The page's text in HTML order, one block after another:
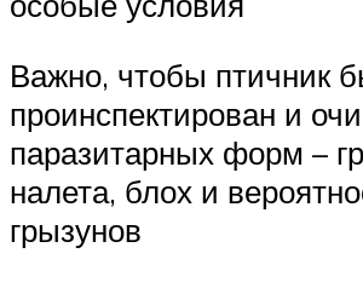
Важно, чтобы птичник
проинспектирован и
паразитарных форм –
налета, блох и
грызунов